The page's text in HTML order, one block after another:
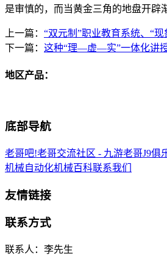
是审慎的，而当黄金三角的地盘开辟
上一篇： “双元制”职业教育系统、“
下一篇： 这种“理—虚—实”一体化讲
地区产品：
底部导航
老哥吧!老哥交流社区 - 九游老哥J9俱
机械自动化机械百科联系我们
友情链接
联系方式
联系人：李先生